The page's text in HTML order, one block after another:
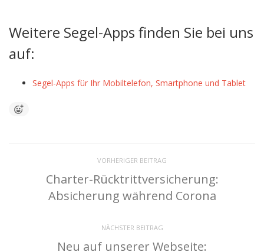
Weitere Segel-Apps finden Sie bei uns
auf:
Segel-Apps für Ihr Mobiltelefon, Smartphone und Tablet
VORHERIGER BEITRAG
Charter-Rücktrittversicherung:
Absicherung während Corona
NÄCHSTER BEITRAG
Neu auf unserer Webseite: